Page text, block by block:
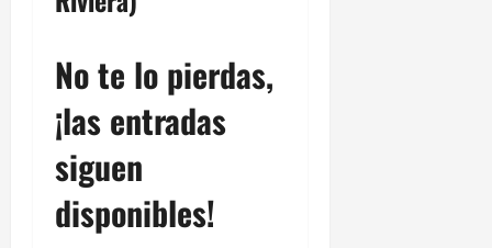
No te lo pierdas,
¡las entradas
siguen
disponibles!